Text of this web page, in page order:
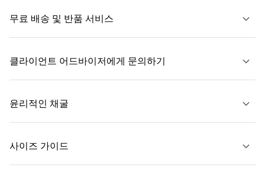
무료 배송 및 반품 서비스
자세히 보기
클라이언트 어드바이저에게 문의하기
윤리적인 채굴
사이즈 가이드